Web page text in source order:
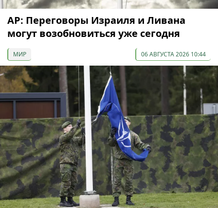
AP: Переговоры Израиля и Ливана
могут возобновиться уже сегодня
МИР 06 АВГУСТА 2026 10:44